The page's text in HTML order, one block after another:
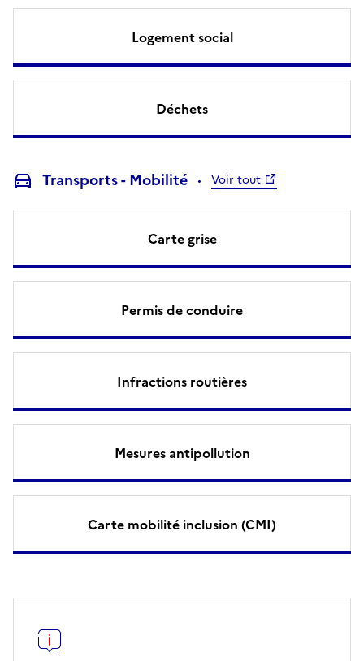
Logement social
Déchets
Transports - Mobilité Voir tout
Carte grise
Permis de conduire
Infractions routières
Mesures antipollution
Carte mobilité inclusion (CMI)